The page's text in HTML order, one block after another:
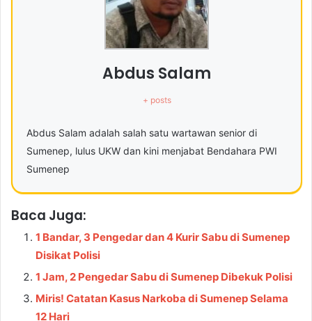
Abdus Salam
+ posts
Abdus Salam adalah salah satu wartawan senior di
Sumenep, lulus UKW dan kini menjabat Bendahara PWI
Sumenep
Baca Juga:
1 Bandar, 3 Pengedar dan 4 Kurir Sabu di Sumenep
Disikat Polisi
1 Jam, 2 Pengedar Sabu di Sumenep Dibekuk Polisi
Miris! Catatan Kasus Narkoba di Sumenep Selama
12 Hari